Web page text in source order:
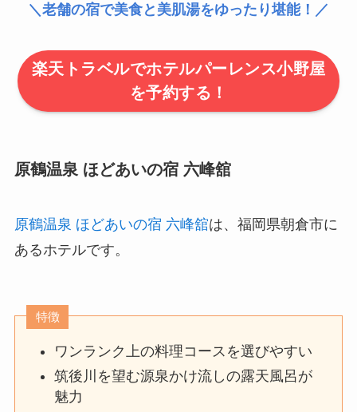
＼老舗の宿で美食と美肌湯をゆったり堪能！／
楽天トラベルでホテルパーレンス小野屋
を予約する！
原鶴温泉 ほどあいの宿 六峰舘
原鶴温泉 ほどあいの宿 六峰舘は、福岡県朝倉市に
あるホテルです。
特徴
ワンランク上の料理コースを選びやすい
筑後川を望む源泉かけ流しの露天風呂が
魅力